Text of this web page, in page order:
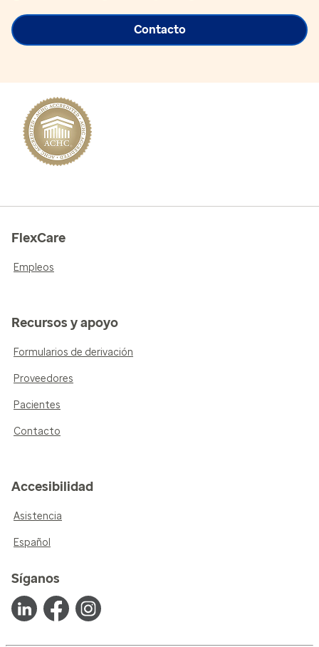
Contacto
FlexCare
Empleos
Recursos y apoyo
Formularios de derivación
Proveedores
Pacientes
Contacto
Accesibilidad
Asistencia
Español
Síganos